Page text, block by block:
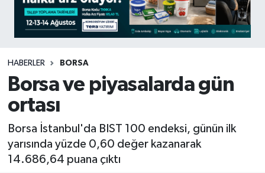
HABERLER BORSA
Borsa ve piyasalarda gün
ortası
Borsa İstanbul'da BIST 100 endeksi, günün ilk
yarısında yüzde 0,60 değer kazanarak
14.686,64 puana çıktı
Emlak
Otomobil
Gizlilik Sözleşmesi
Hakkımızda
Emlak
Emtia
BITCOIN
Yapay Zeka